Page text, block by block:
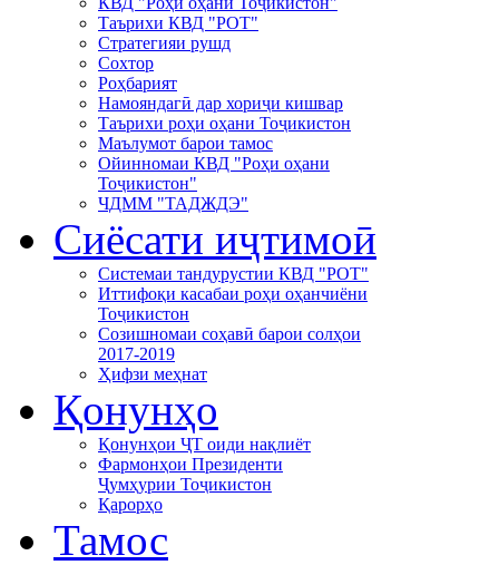
Таърихи КВД "РОТ"
Стратегияи рушд
Сохтор
Роҳбарият
Намояндагӣ дар хориҷи кишвар
Таърихи роҳи оҳани Тоҷикистон
Маълумот барои тамос
Ойинномаи КВД "Роҳи оҳани
Тоҷикистон"
ЧДММ "ТАДЖДЭ"
Сиёсати иҷтимоӣ
Системаи тандурустии КВД "РОТ"
Иттифоқи касабаи роҳи оҳанчиёни
Тоҷикистон
Созишномаи соҳавӣ барои солҳои
2017-2019
Ҳифзи меҳнат
Қонунҳо
Қонунҳои ҶТ оиди нақлиёт
Фармонҳои Президенти
Ҷумҳурии Тоҷикистон
Қарорҳо
Тамос